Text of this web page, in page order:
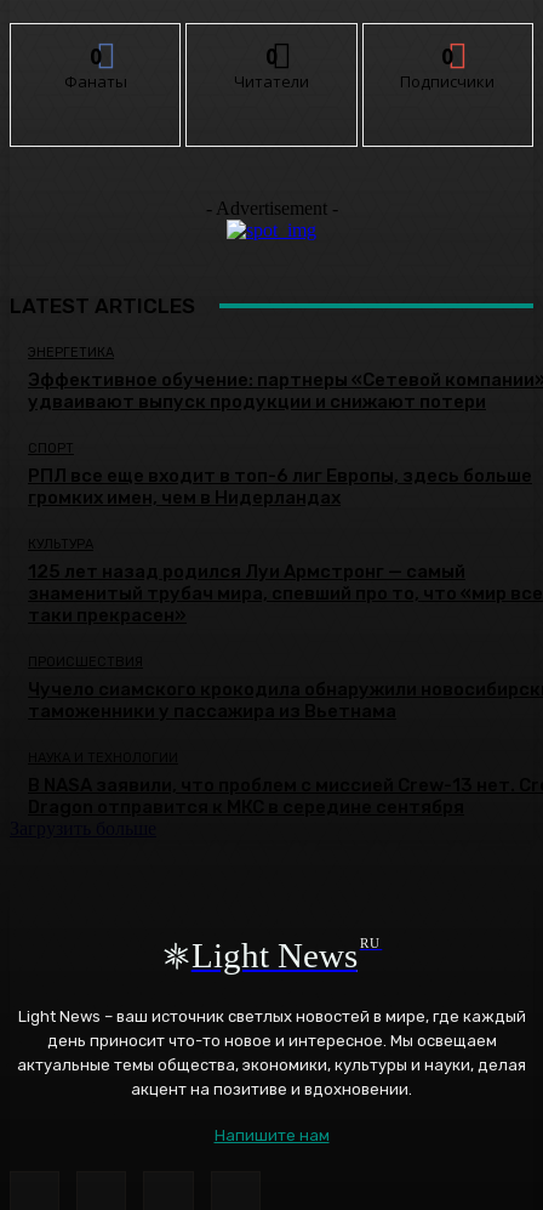
0
Фанаты
0
Читатели
0
Подписчики
- Advertisement -
LATEST ARTICLES
ЭНЕРГЕТИКА
Эффективное обучение: партнеры «Сетевой
удваивают выпуск продукции и снижают потери
СПОРТ
РПЛ все еще входит в топ-6 лиг Европы, здесь больше
громких имен, чем в Нидерландах
КУЛЬТУРА
125 лет назад родился Луи Армстронг — самый
Light NewsRU
Light News – ваш источник светлых новостей в мире, где каждый
день приносит что-то новое и интересное. Мы освещаем
актуальные темы общества, экономики, культуры и науки, делая
акцент на позитиве и вдохновении.
Напишите нам